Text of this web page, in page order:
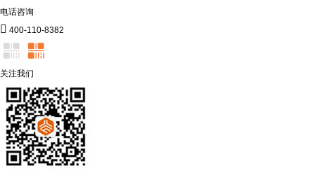
电话咨询
 400-110-8382
关注我们